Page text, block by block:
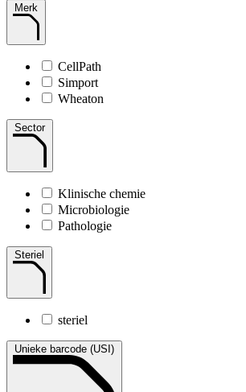
Merk
CellPath
Simport
Wheaton
Sector
Klinische chemie
Microbiologie
Pathologie
Steriel
steriel
Unieke barcode (USI)